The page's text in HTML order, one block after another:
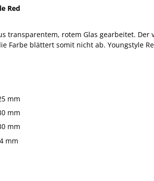
Red
transparentem, rotem Glas gearbeitet.
Farbe blättert somit nicht ab. Youngstyle
mm
mm
mm
4 mm